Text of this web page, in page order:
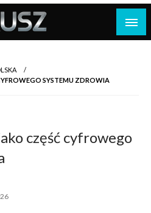
SYSTEMU ZDROWIA
część cyfrowego